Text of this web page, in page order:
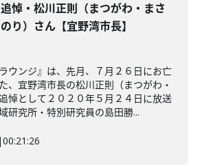
追悼・松川正則（まつがわ・まさ
のり）さん【宜野湾市長】
ウンジ』は、先月、７月２６日にお亡
、宜野湾市長の松川正則（まつがわ・
悼として２０２０年５月２４日に放送
研究所・特別研究員の島田勝...
|00:21:26